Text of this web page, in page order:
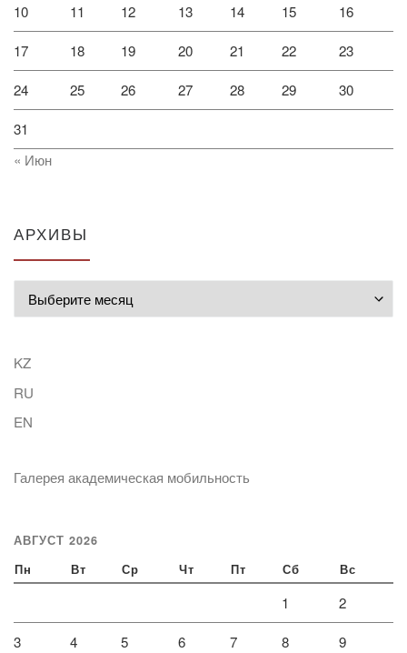
10 11 12 13 14 15 16
17 18 19 20 21 22 23
24 25 26 27 28 29 30
31
« Июн
АРХИВЫ
KZ
RU
EN
Галерея академическая мобильность
АВГУСТ 2026
Пн Вт Ср Чт Пт Сб Вс
1 2
3 4 5 6 7 8 9